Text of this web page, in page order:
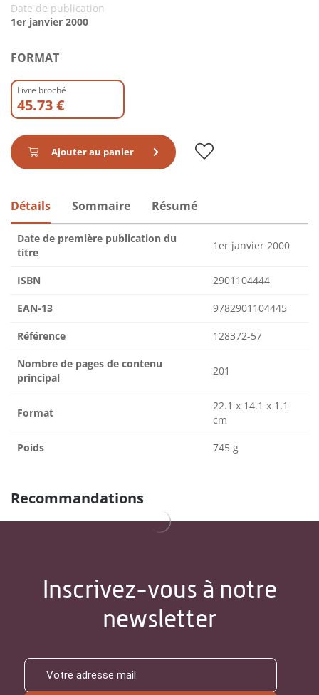
Date de publication
1er janvier 2000
FORMAT
Livre broché
45.73 €
Ajouter au panier
Détails Sommaire Résumé
Date de première publication du
titre
1er janvier 2000
ISBN 2901104444
EAN-13 9782901104445
Référence 128372-57
Nombre de pages de contenu
principal
201
Format
22.1 x 14.1 x 1.1
cm
Poids 745 g
Recommandations
Inscrivez-vous à notre
newsletter